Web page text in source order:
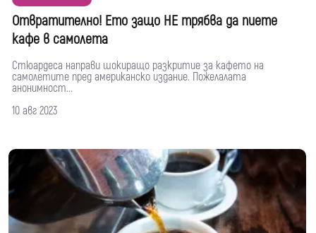
Отвратително! Ето защо НЕ трябва да пиете
кафе в самолета
Стюардеса направи шокиращо разкритие за кафето на
самолетите пред американско издание. Пожелалата
анонимност...
10 авг 2023